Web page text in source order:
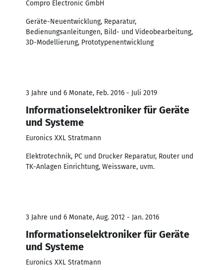
Compro Electronic GmbH
Geräte-Neuentwicklung, Reparatur,
Bedienungsanleitungen, Bild- und Videobearbeitung,
3D-Modellierung, Prototypenentwicklung
3 Jahre und 6 Monate, Feb. 2016 - Juli 2019
Informationselektroniker für Geräte
und Systeme
Euronics XXL Stratmann
Elektrotechnik, PC und Drucker Reparatur, Router und
TK-Anlagen Einrichtung, Weissware, uvm.
3 Jahre und 6 Monate, Aug. 2012 - Jan. 2016
Informationselektroniker für Geräte
und Systeme
Euronics XXL Stratmann